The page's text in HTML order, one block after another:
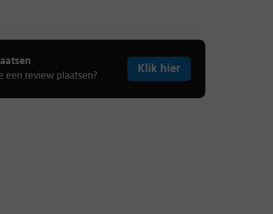
een review plaatsen?
Klik hier